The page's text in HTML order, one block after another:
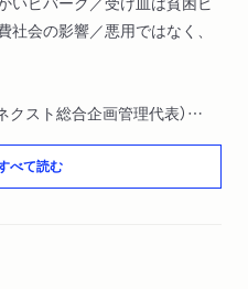
会の影響／悪用ではなく、
スト総合企画管理代表）
悩む
費／きっかけはアミーゴス／
動を起こした人」を増やす／
べて読む